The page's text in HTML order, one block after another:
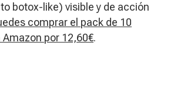
botox-like) visible y de acción
comprar el pack de 10
por 12,60€.